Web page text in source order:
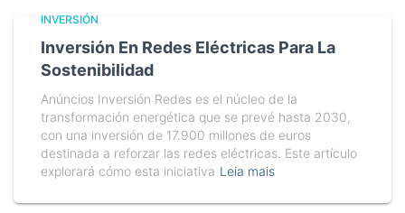
INVERSIÓN
Inversión En Redes Eléctricas Para La
Sostenibilidad
Anúncios Inversión Redes es el núcleo de la
transformación energética que se prevé hasta 2030,
con una inversión de 17.900 millones de euros
destinada a reforzar las redes eléctricas. Este artículo
explorará cómo esta iniciativa Leia mais